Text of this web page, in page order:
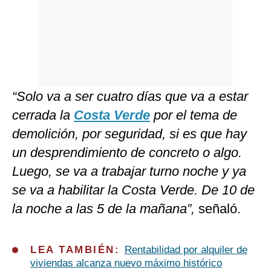
“Solo va a ser cuatro días que va a estar
cerrada la Costa Verde por el tema de
demolición, por seguridad, si es que hay
un desprendimiento de concreto o algo.
Luego, se va a trabajar turno noche y ya
se va a habilitar la Costa Verde. De 10 de
la noche a las 5 de la mañana”, señaló.
LEA TAMBIÉN:
Rentabilidad por alquiler de
viviendas alcanza nuevo máximo histórico